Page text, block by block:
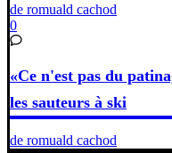
de romuald cachod
0
«Ce n'est pas du
les sauteurs à ski
de romuald cachod